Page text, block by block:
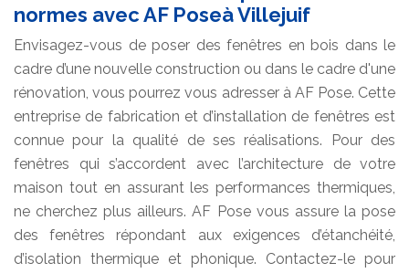
normes avec AF Poseà Villejuif
Envisagez-vous de poser des fenêtres en bois dans le
cadre d’une nouvelle construction ou dans le cadre d'une
rénovation, vous pourrez vous adresser à AF Pose. Cette
entreprise de fabrication et d’installation de fenêtres est
connue pour la qualité de ses réalisations. Pour des
fenêtres qui s’accordent avec l’architecture de votre
maison tout en assurant les performances thermiques,
ne cherchez plus ailleurs. AF Pose vous assure la pose
des fenêtres répondant aux exigences d’étanchéité,
d’isolation thermique et phonique. Contactez-le pour